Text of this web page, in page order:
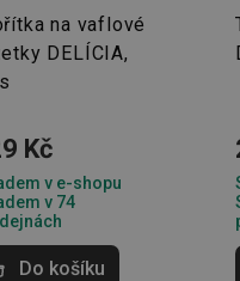
na vaflové
DELÍCIA,
Kč
v e-shopu
v 74
Do košíku